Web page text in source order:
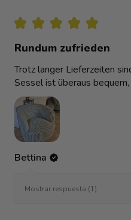
★ ★ ★ ★ ★
Rundum zufrieden
Trotz langer Lieferzeiten
Sessel ist überaus
Bettina
Mostrar respuesta (1)